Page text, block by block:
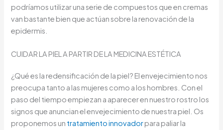
podríamos utilizar una serie de compuestos que en cremas
van bastante bien que actúan sobre la renovación de la
epidermis.
CUIDAR LA PIEL A PARTIR DE LA MEDICINA ESTÉTICA
¿Qué es la redensificación de la piel? El envejecimiento nos
preocupa tanto a las mujeres como a los hombres. Con el
paso del tiempo empiezan a aparecer en nuestro rostro los
signos que anuncian el envejecimiento de nuestra piel. Os
proponemos un tratamiento innovadorpara paliar la